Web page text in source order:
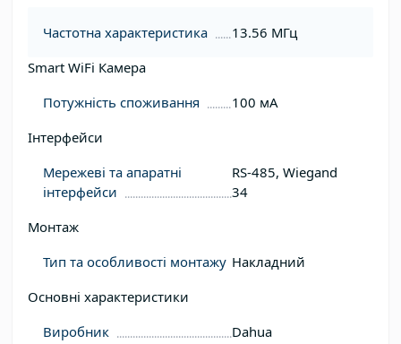
Частотна характеристика
13.56 МГц
Smart WiFi Камера
Потужність споживання
100 мА
Інтерфейси
Мережеві та апаратні
інтерфейси
RS-485, Wiegand
34
Монтаж
Тип та особливості монтажу Накладний
Основні характеристики
Виробник
Dahua